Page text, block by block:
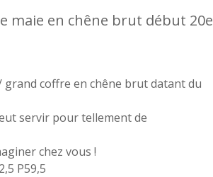
maie en chêne brut début 20e
grand coffre en chêne brut datant du
servir pour tellement de
chez vous !
P59,5